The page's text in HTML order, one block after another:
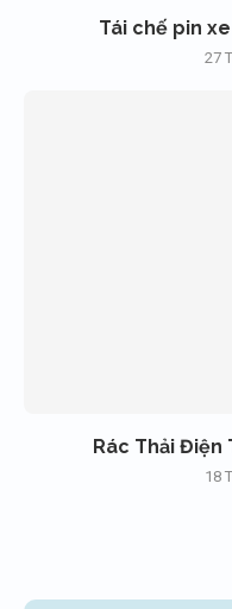
Tái chế pin
27
Rác Thải Điện
18